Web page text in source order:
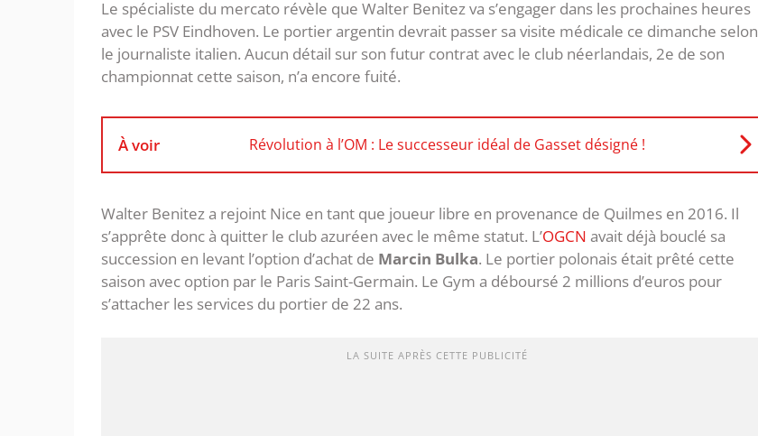
Le spécialiste du mercato révèle que Walter Benitez va s’engager dans les prochaines heures
avec le PSV Eindhoven. Le portier argentin devrait passer sa visite médicale ce dimanche selon
le journaliste italien. Aucun détail sur son futur contrat avec le club néerlandais, 2e de son
championnat cette saison, n’a encore fuité.
À voir Révolution à l’OM : Le successeur idéal de Gasset désigné !
Walter Benitez a rejoint Nice en tant que joueur libre en provenance de Quilmes en 2016. Il
s’apprête donc à quitter le club azuréen avec le même statut. L’OGCN avait déjà bouclé sa
succession en levant l’option d’achat de Marcin Bulka. Le portier polonais était prêté cette
saison avec option par le Paris Saint-Germain. Le Gym a déboursé 2 millions d’euros pour
s’attacher les services du portier de 22 ans.
LA SUITE APRÈS CETTE PUBLICITÉ